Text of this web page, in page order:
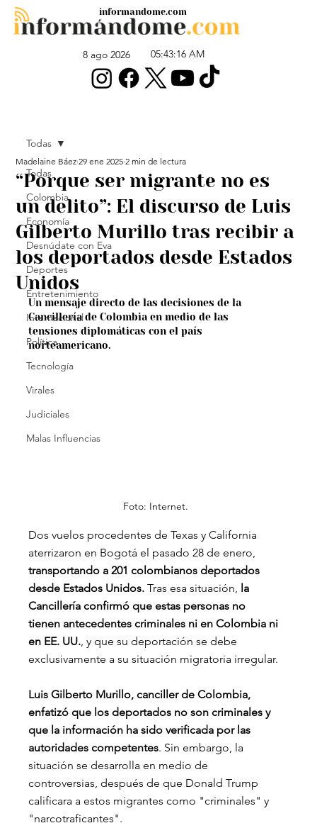
8 ago 2026 05:43:16 AM
informandome.com
Todas
Colombia
Economía
Desnúdate con Eva
Deportes
Entretenimiento
Internacional
Política
Tecnología
Virales
Judiciales
Malas Influencias
Todas
“Porque ser migrante no es
un delito”: El discurso de Luis
Gilberto Murillo tras recibir a
los deportados desde Estados
Unidos
Madelaine Báez 29 ene 2025 2 min de lectura
Un mensaje directo de las decisiones de la
Cancillería de Colombia en medio de las
tensiones diplomáticas con el país
norteamericano.
Foto: Internet.
Dos vuelos procedentes de Texas y California
aterrizaron en Bogotá el pasado 28 de enero,
transportando a 201 colombianos deportados
desde Estados Unidos. Tras esa situación, la
Cancillería confirmó que estas personas no
tienen antecedentes criminales ni en Colombia ni
en EE. UU. , y que su deportación se debe
exclusivamente a su situación migratoria irregular.
Luis Gilberto Murillo, canciller de Colombia,
enfatizó que los deportados no son criminales y
que la información ha sido verificada por las
autoridades competentes. Sin embargo, la
situación se desarrolla en medio de
controversias, después de que Donald Trump
calificara a estos migrantes como "criminales" y
"narcotraficantes".